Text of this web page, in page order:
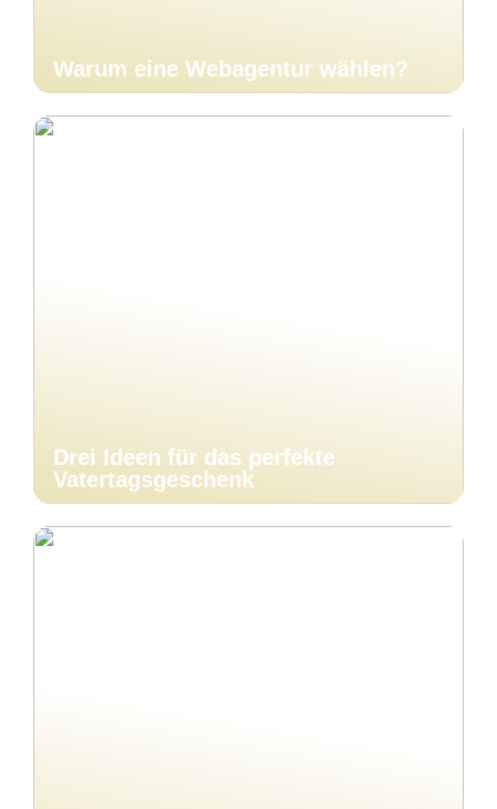
Warum eine Webagentur wählen?
Drei Ideen für das perfekte
Vatertagsgeschenk